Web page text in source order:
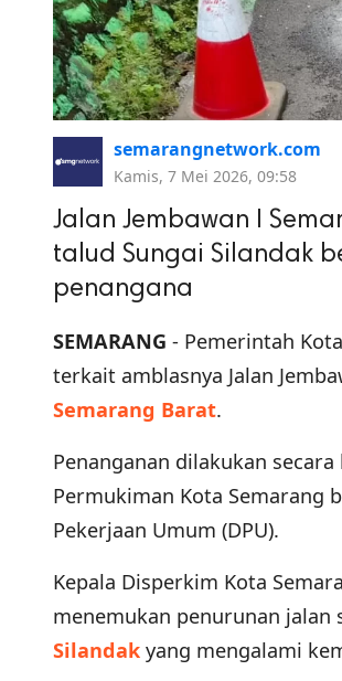
semarangnetwork.com
Kamis, 7 Mei 2026, 09:58
Jalan Jembawan I
talud Sungai Silandak
penangana
SEMARANG - Pemerintah
terkait amblasnya Jalan
Semarang Barat.
Penanganan dilakukan
Permukiman Kota Semarang
Pekerjaan Umum (DPU).
Kepala Disperkim Kota
menemukan penurunan
Silandak yang mengalami